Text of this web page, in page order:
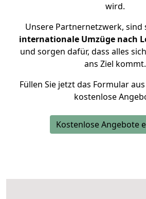
wird.
Unsere Partnernetzwerk, sind
internationale Umzüge nach
und sorgen dafür, dass alles
ans Ziel kommt.
Füllen Sie jetzt das Formular
kostenlose
Kostenlose Angebote